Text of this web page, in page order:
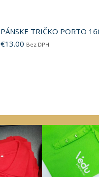
PÁNSKE TRIČKO PORTO
€13.00 Bez DPH